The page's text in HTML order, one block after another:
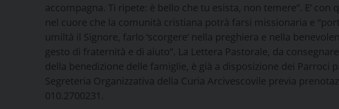
accompagna. Ti ripete: è bello che tu esista, non temere”. E’ con
nel cuore che la comunità cristiana potrà farsi missionaria e
umiltà il Signore, farlo ‘scorgere’ nella preghiera e nella
gesto di fraternità e di aiuto”. La Lettera Pastorale, da
della benedizione delle famiglie, è già a disposizione dei Parroci
Segreteria Organizzativa della Curia Arcivescovile previa
010.2700231.